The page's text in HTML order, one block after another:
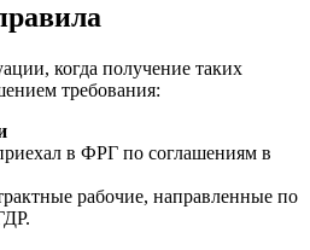
когда получение таких
требования:
в ФРГ по соглашениям в
рабочие, направленные по